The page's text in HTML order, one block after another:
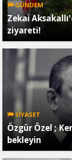
GÜNDEM
Zekai
ziyareti!
SİYASET
Özgür Özel ;
bekleyin